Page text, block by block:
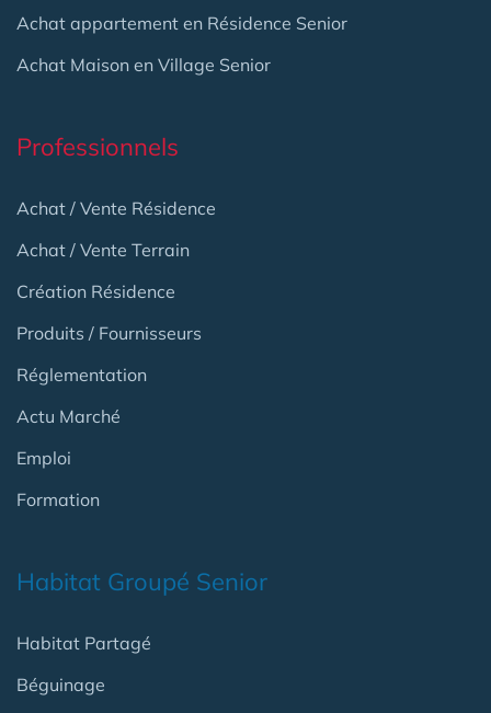
Achat appartement en Résidence Senior
Achat Maison en Village Senior
Professionnels
Achat / Vente Résidence
Achat / Vente Terrain
Création Résidence
Produits / Fournisseurs
Réglementation
Actu Marché
Emploi
Formation
Habitat Groupé Senior
Habitat Partagé
Béguinage